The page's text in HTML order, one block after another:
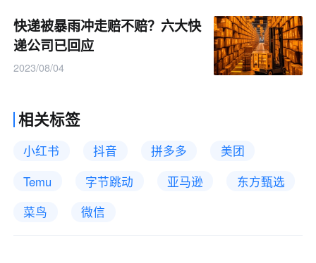
快递被暴雨冲走赔不赔？六大快
递公司已回应
2023/08/04
相关标签
小红书 抖音 拼多多
美团
Temu
字节跳动 亚马逊
东方甄选
菜鸟
微信